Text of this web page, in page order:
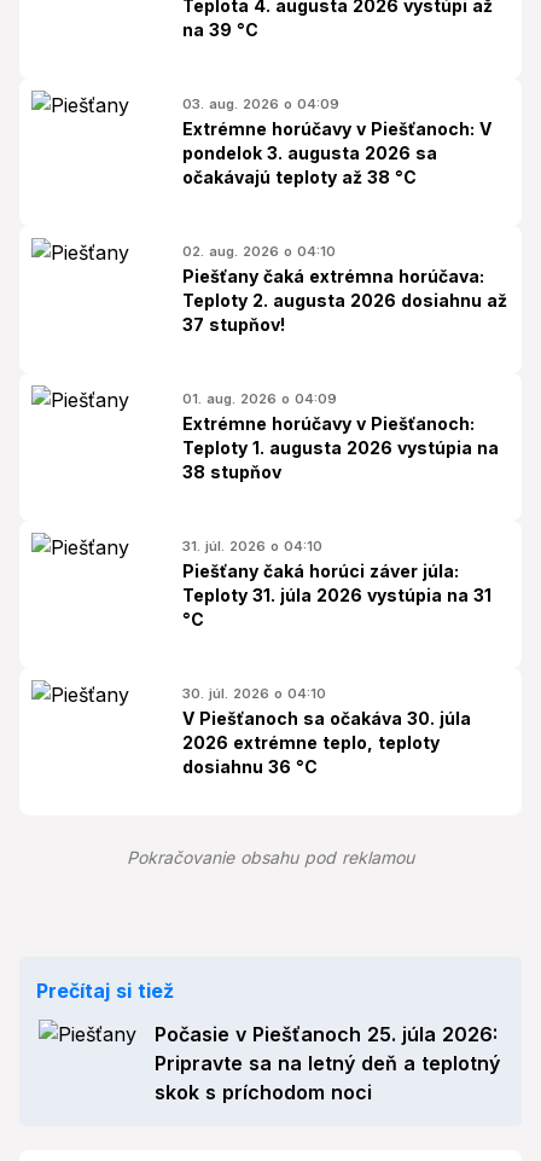
Teplota 4. augusta 2026 vystúpi až
na 39 °C
03. aug. 2026 o 04:09
Extrémne horúčavy v Piešťanoch: V
pondelok 3. augusta 2026 sa
očakávajú teploty až 38 °C
02. aug. 2026 o 04:10
Piešťany čaká extrémna horúčava:
Teploty 2. augusta 2026 dosiahnu až
37 stupňov!
01. aug. 2026 o 04:09
Extrémne horúčavy v Piešťanoch:
Teploty 1. augusta 2026 vystúpia na
38 stupňov
31. júl. 2026 o 04:10
Piešťany čaká horúci záver júla:
Teploty 31. júla 2026 vystúpia na 31
°C
30. júl. 2026 o 04:10
V Piešťanoch sa očakáva 30. júla
2026 extrémne teplo, teploty
dosiahnu 36 °C
Pokračovanie obsahu pod reklamou
Prečítaj si tiež
Počasie v Piešťanoch 25. júla 2026:
Pripravte sa na letný deň a teplotný
skok s príchodom noci